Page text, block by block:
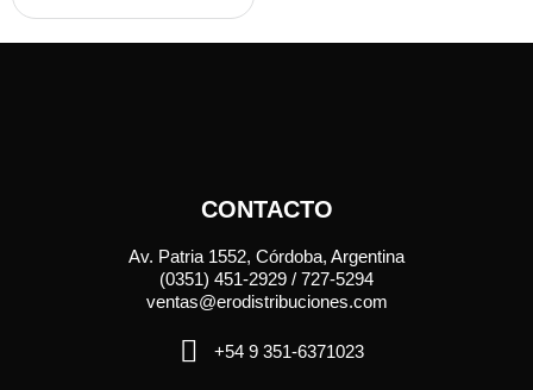
CONTACTO
Av. Patria 1552, Córdoba, Argentina
(0351) 451-2929 / 727-5294
ventas@erodistribuciones.com
+54 9 351-6371023